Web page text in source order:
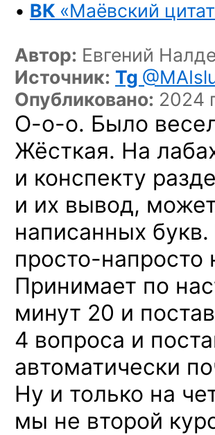
• ВК «Маёвский
Автор: Евгений
Источник: Tg
Опубликовано: 2024
О-о-о. Было
Жёсткая. На
и конспекту
и их вывод,
написанных
просто-напросто
Принимает по
минут 20 и
4 вопроса и
автоматически
Ну и только на
мы не второй